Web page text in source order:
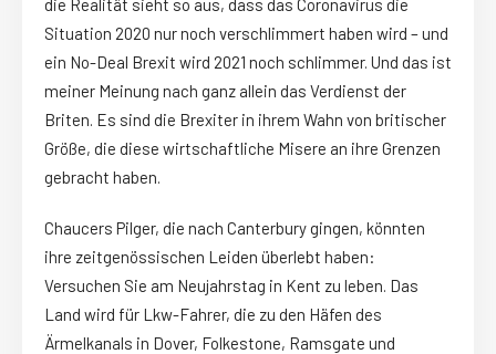
die Realität sieht so aus, dass das Coronavirus die
Situation 2020 nur noch verschlimmert haben wird – und
ein No-Deal Brexit wird 2021 noch schlimmer. Und das ist
meiner Meinung nach ganz allein das Verdienst der
Briten. Es sind die Brexiter in ihrem Wahn von britischer
Größe, die diese wirtschaftliche Misere an ihre Grenzen
gebracht haben.
Chaucers Pilger, die nach Canterbury gingen, könnten
ihre zeitgenössischen Leiden überlebt haben:
Versuchen Sie am Neujahrstag in Kent zu leben. Das
Land wird für Lkw-Fahrer, die zu den Häfen des
Ärmelkanals in Dover, Folkestone, Ramsgate und